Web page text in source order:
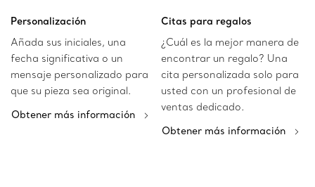
Personalización
Añada sus iniciales, una
fecha significativa o un
mensaje personalizado para
que su pieza sea original.
Obtener más información
Citas para regalos
¿Cuál es la mejor manera de
encontrar un regalo? Una
cita personalizada solo para
usted con un profesional de
ventas dedicado.
Obtener más información